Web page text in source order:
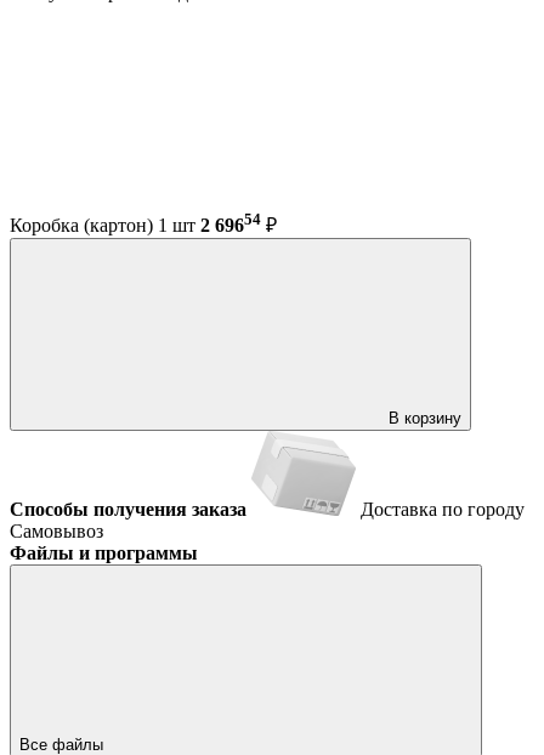
Коробка (картон) 1 шт 2 69654 ₽
В корзину
Способы получения заказа
Доставка по городу
Самовывоз
Файлы и программы
Все файлы